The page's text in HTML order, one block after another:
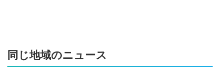
同じ地域のニュース